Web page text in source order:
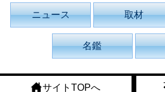
ニュース 取材
名鑑
サイトTOPへ